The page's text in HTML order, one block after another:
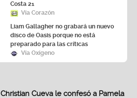
Costa 21
Vía Corazón
Liam Gallagher no grabará un nuevo
disco de Oasis porque no está
preparado para las críticas
Vía Oxígeno
Christian Cueva le confesó a Pamela